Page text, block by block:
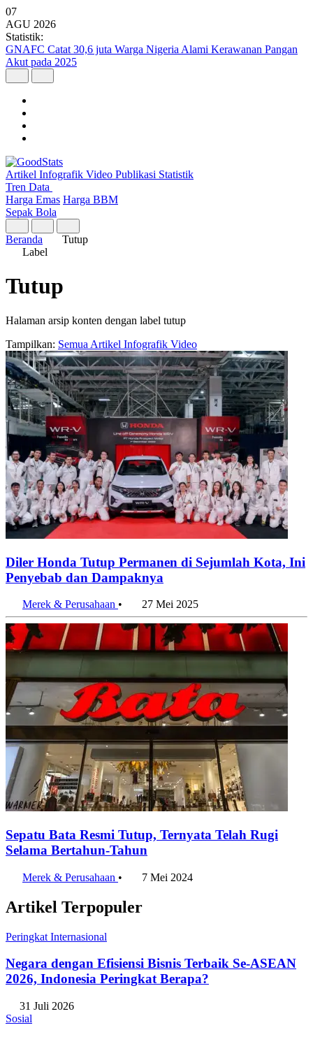
07
AGU 2026
Statistik:
GNAFC Catat 30,6 juta Warga Nigeria Alami Kerawanan Pangan
Akut pada 2025
Artikel Infografik Video Publikasi Statistik
Tren Data
Harga Emas Harga BBM
Sepak Bola
Beranda
Tutup
Label
Tutup
Halaman arsip konten dengan label tutup
Tampilkan: Semua Artikel Infografik Video
Diler Honda Tutup Permanen di Sejumlah Kota, Ini
Penyebab dan Dampaknya
Merek & Perusahaan • 27 Mei 2025
Sepatu Bata Resmi Tutup, Ternyata Telah Rugi
Selama Bertahun-Tahun
Merek & Perusahaan • 7 Mei 2024
Artikel Terpopuler
Peringkat Internasional
Negara dengan Efisiensi Bisnis Terbaik Se-ASEAN
2026, Indonesia Peringkat Berapa?
31 Juli 2026
Sosial